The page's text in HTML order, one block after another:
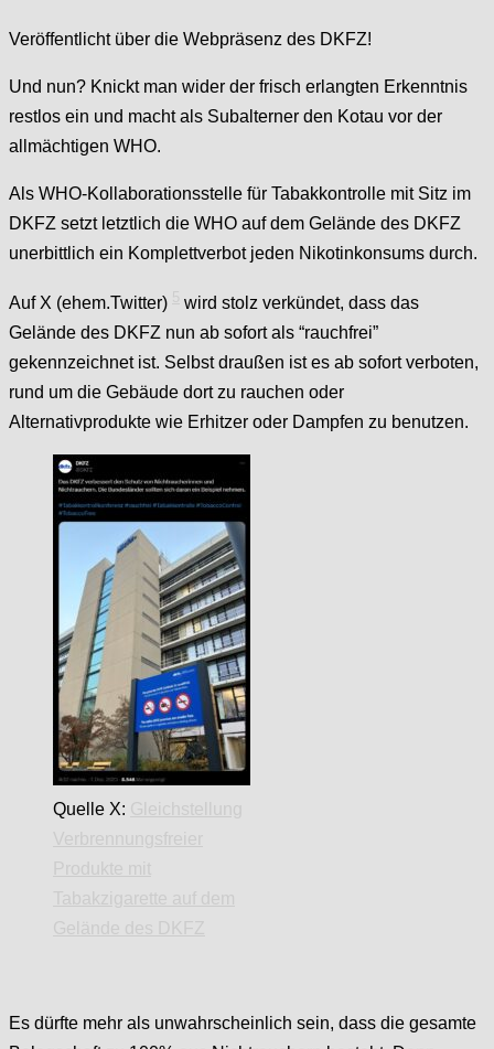
Veröffentlicht über die Webpräsenz des DKFZ!
Und nun? Knickt man wider der frisch erlangten Erkenntnis
restlos ein und macht als Subalterner den Kotau vor der
allmächtigen WHO.
Als WHO-Kollaborationsstelle für Tabakkontrolle mit Sitz im
DKFZ setzt letztlich die WHO auf dem Gelände des DKFZ
unerbittlich ein Komplettverbot jeden Nikotinkonsums durch.
Auf X (ehem.Twitter)
wird stolz verkündet, dass das
Gelände des DKFZ nun ab sofort als “rauchfrei”
gekennzeichnet ist. Selbst draußen ist es ab sofort verboten,
rund um die Gebäude dort zu rauchen oder
Alternativprodukte wie Erhitzer oder Dampfen zu benutzen.
Quelle X:
Es dürfte mehr als unwahrscheinlich sein, dass die gesamte